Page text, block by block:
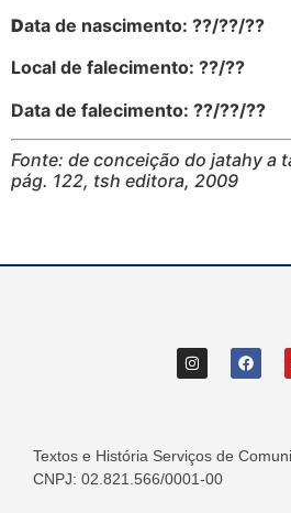
Data de nascimento: ??/??/??
Local de falecimento: ??/??
Data de falecimento: ??/??/??
Fonte: de conceição do jatahy a
pág. 122, tsh editora, 2009
Textos e História Serviços de
CNPJ: 02.821.566/0001-00